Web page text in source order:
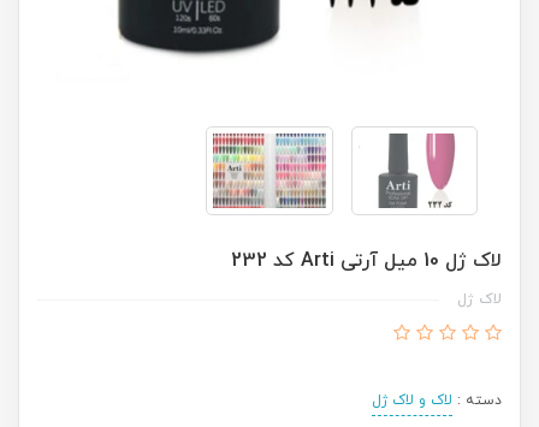
لاک ژل 10 میل آرتی Arti کد 232
لاک ژل
دسته : لاک و لاک ژل